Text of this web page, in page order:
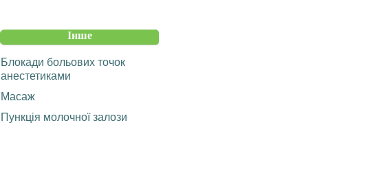
Інше
Блокади больових точок
анестетиками
Масаж
Пункція молочної залози